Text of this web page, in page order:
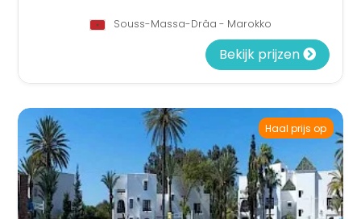
Souss-Massa-Drâa - Marokko
Bekijk prijzen
Haal prijs op